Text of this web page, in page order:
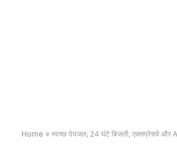
Home » स्वच्छ पेयजल, 24 घंटे बिजली, एक्सप्रेसवे और